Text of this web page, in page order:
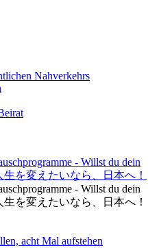
Nahverkehrs
- Willst du dein
生を変えたいなら、日本へ！
- Willst du dein
生を変えたいなら、日本へ！
acht Mal aufstehen